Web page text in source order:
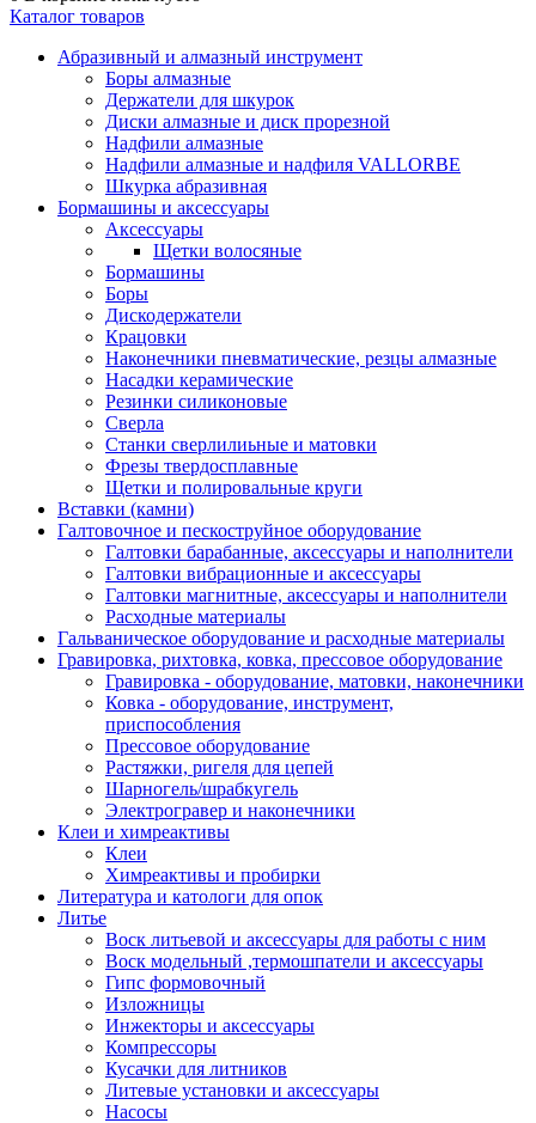
Каталог товаров
Абразивный и алмазный инструмент
Боры алмазные
Держатели для шкурок
Диски алмазные и диск прорезной
Надфили алмазные
Надфили алмазные и надфиля VALLORBE
Шкурка абразивная
Бормашины и аксессуары
Аксессуары
Щетки волосяные
Бормашины
Боры
Дискодержатели
Крацовки
Наконечники пневматические, резцы алмазные
Насадки керамические
Резинки силиконовые
Сверла
Станки сверлилиьные и матовки
Фрезы твердосплавные
Щетки и полировальные круги
Вставки (камни)
Галтовочное и пескоструйное оборудование
Галтовки барабанные, аксессуары и наполнители
Галтовки вибрационные и аксессуары
Галтовки магнитные, аксессуары и наполнители
Расходные материалы
Гальваническое оборудование и расходные материалы
Гравировка, рихтовка, ковка, прессовое оборудование
Гравировка - оборудование, матовки, наконечники
Ковка - оборудование, инструмент,
приспособления
Прессовое оборудование
Растяжки, ригеля для цепей
Шарногель/шрабкугель
Электрогравер и наконечники
Клеи и химреактивы
Клеи
Химреактивы и пробирки
Литература и катологи для опок
Литье
Воск литьевой и аксессуары для работы с ним
Воск модельный ,термошпатели и аксессуары
Гипс формовочный
Изложницы
Инжекторы и аксессуары
Компрессоры
Кусачки для литников
Литевые установки и аксессуары
Насосы